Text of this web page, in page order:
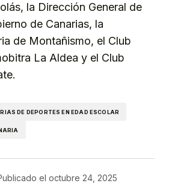
la Dirección General de
de Canarias, la
de Montañismo, el Club
La Aldea y el Club
DE DEPORTES EN EDAD ESCOLAR
el octubre 24, 2025